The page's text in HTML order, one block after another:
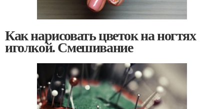
Как нарисовать цветок на ногтях
иголкой. Смешивание